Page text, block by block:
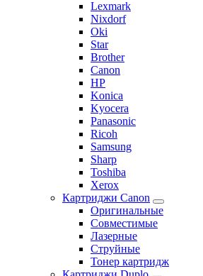
Lexmark
Nixdorf
Oki
Star
Brother
Canon
HP
Konica
Kyocera
Panasonic
Ricoh
Samsung
Sharp
Toshiba
Xerox
Картриджи Canon
Оригинальные
Совместимые
Лазерные
Струйные
Тонер картридж